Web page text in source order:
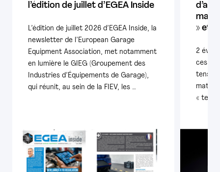
l’édition de juillet d’EGEA Inside
L’édition de juillet 2026 d’EGEA Inside, la
newsletter de l’European Garage
Equipment Association, met notamment
en lumière le GIEG (Groupement des
Industries d’Équipements de Garage),
qui réunit, au sein de la FIEV, les …
» et
2
ces
«